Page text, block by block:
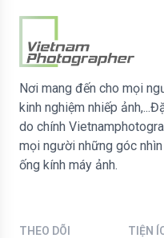
Nơi mang đến cho mọi
kinh nghiệm nhiếp
do chính
mọi người những góc
ống kính máy ảnh.
THEO DÕI TIỆN